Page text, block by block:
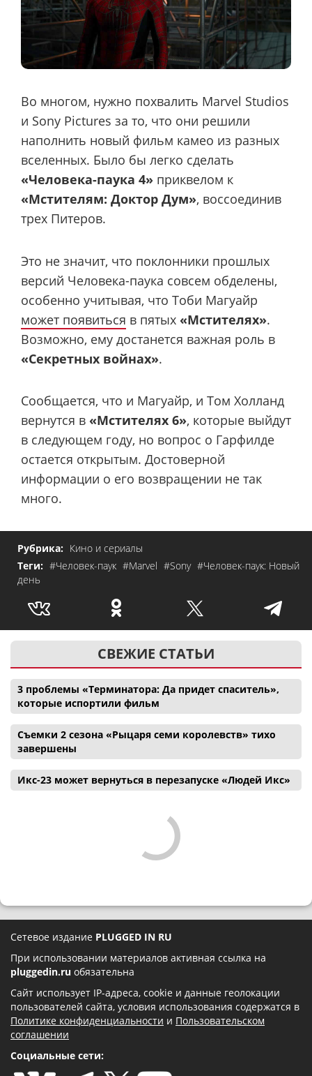
Во многом, нужно похвалить Marvel Studios
и Sony Pictures за то, что они решили
наполнить новый фильм камео из разных
вселенных. Было бы легко сделать
«Человека-паука 4» приквелом к ​​
«Мстителям: Доктор Дум», воссоединив
трех Питеров.
Это не значит, что поклонники прошлых
версий Человека-паука совсем обделены,
особенно учитывая, что Тоби Магуайр
может появиться в пятых «Мстителях».
Возможно, ему достанется важная роль в
«Секретных войнах».
Сообщается, что и Магуайр, и Том Холланд
вернутся в «Мстителях 6», которые выйдут
в следующем году, но вопрос о Гарфилде
остается открытым. Достоверной
информации о его возвращении не так
много.
Рубрика: Кино и сериалы
Теги: #Человек-паук #Marvel #Sony #Человек-паук: Новый
день
СВЕЖИЕ СТАТЬИ
3 проблемы «Терминатора: Да придет спаситель»,
которые испортили фильм
Съемки 2 сезона «Рыцаря семи королевств» тихо
завершены
Икс-23 может вернуться в перезапуске «Людей Икс»
Сетевое издание PLUGGED IN RU
При использовании материалов активная ссылка на
pluggedin.ru обязательна
Сайт использует IP-адреса, cookie и данные геолокации
пользователей сайта, условия использования содержатся в
Политике конфиденциальности и Пользовательском
соглашении
Социальные сети: